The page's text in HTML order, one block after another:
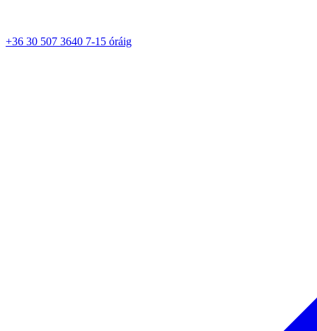
+36 30 507 3640 7-15 óráig